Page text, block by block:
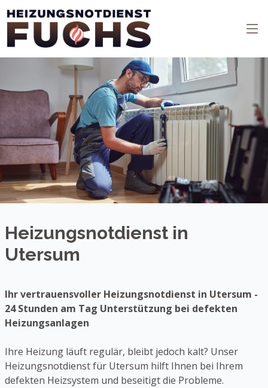
Heizungsnotdienst in
Utersum
Ihr vertrauensvoller Heizungsnotdienst in Utersum -
24 Stunden am Tag Unterstützung bei defekten
Heizungsanlagen
Ihre Heizung läuft regulär, bleibt jedoch kalt? Unser
Heizungsnotdienst für Utersum hilft Ihnen bei Ihrem
defekten Heizsystem und beseitigt die Probleme.